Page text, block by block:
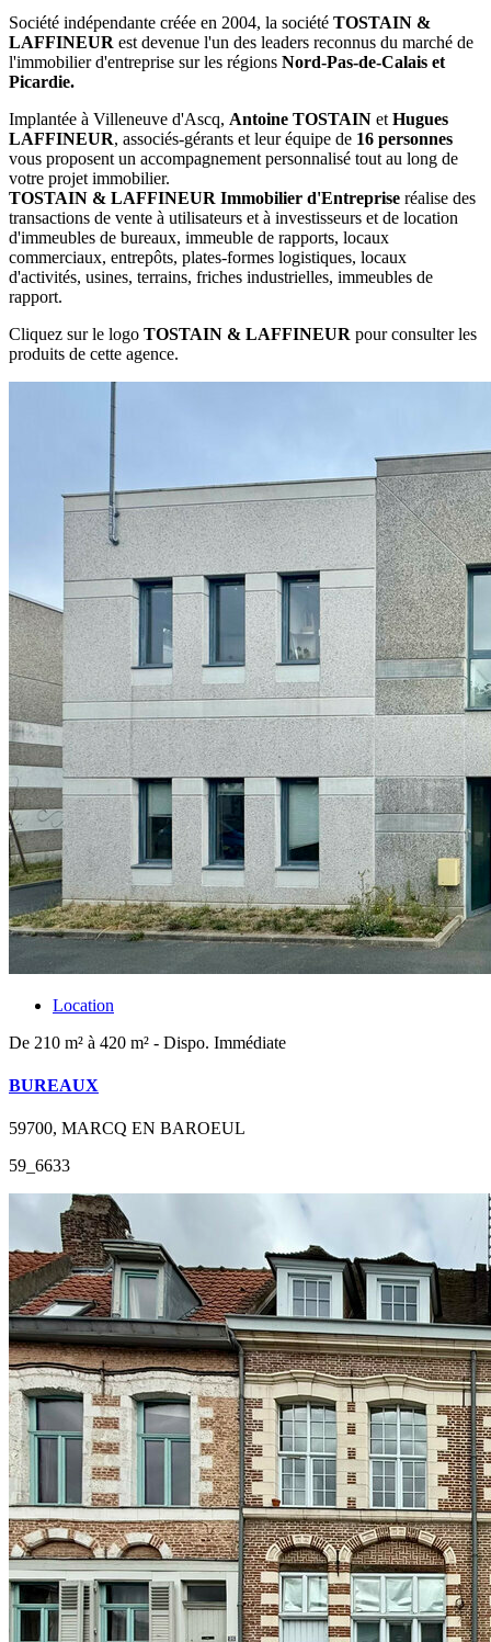
Société indépendante créée en 2004, la société TOSTAIN &
LAFFINEUR est devenue l'un des leaders reconnus du marché de
l'immobilier d'entreprise sur les régions Nord-Pas-de-Calais et
Picardie.
Implantée à Villeneuve d'Ascq, Antoine TOSTAIN et Hugues
LAFFINEUR, associés-gérants et leur équipe de 16 personnes
vous proposent un accompagnement personnalisé tout au long de
votre projet immobilier.
TOSTAIN & LAFFINEUR Immobilier d'Entreprise réalise des
transactions de vente à utilisateurs et à investisseurs et de location
d'immeubles de bureaux, immeuble de rapports, locaux
commerciaux, entrepôts, plates-formes logistiques, locaux
d'activités, usines, terrains, friches industrielles, immeubles de
rapport.
Cliquez sur le logo TOSTAIN & LAFFINEUR pour consulter les
produits de cette agence.
Location
De 210 m² à 420 m² - Dispo. Immédiate
BUREAUX
59700, MARCQ EN BAROEUL
59_6633